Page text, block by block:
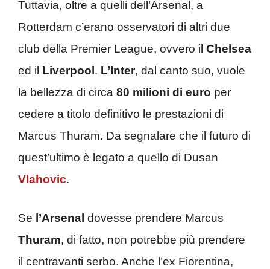
Tuttavia, oltre a quelli dell’Arsenal, a
Rotterdam c’erano osservatori di altri due
club della Premier League, ovvero il Chelsea
ed il Liverpool. L’Inter, dal canto suo, vuole
la bellezza di circa 80 milioni di euro per
cedere a titolo definitivo le prestazioni di
Marcus Thuram. Da segnalare che il futuro di
quest’ultimo è legato a quello di Dusan
Vlahovic.
Se l’Arsenal dovesse prendere Marcus
Thuram, di fatto, non potrebbe più prendere
il centravanti serbo. Anche l’ex Fiorentina,